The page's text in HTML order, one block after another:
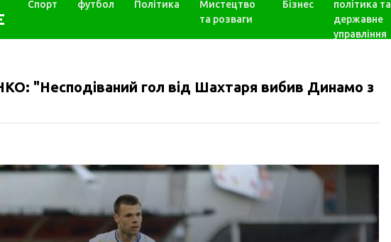
Спорт футбол Політика
Мистецтво
та розваги
Бізнес
політика та
державне
управління
"Несподіваний гол від Шахтаря вибив Динамо з